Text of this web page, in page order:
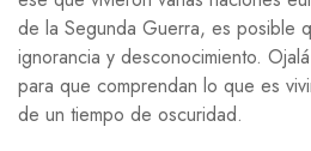
de la Segunda Guerra, es posible
ignorancia y desconocimiento.
para que comprendan lo que es
de un tiempo de oscuridad.